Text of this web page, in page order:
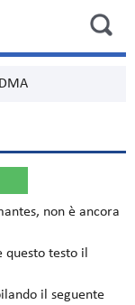
, non è ancora
testo il
il seguente